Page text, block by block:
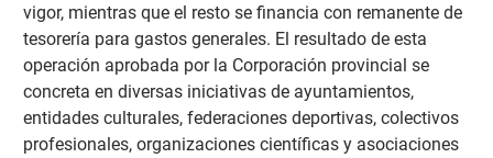
vigor, mientras que el resto se financia con remanente de
tesorería para gastos generales. El resultado de esta
operación aprobada por la Corporación provincial se
concreta en diversas iniciativas de ayuntamientos,
entidades culturales, federaciones deportivas, colectivos
profesionales, organizaciones científicas y asociaciones